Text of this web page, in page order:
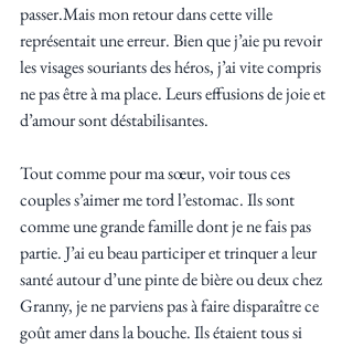
passer.Mais mon retour dans cette ville
représentait une erreur. Bien que j’aie pu revoir
les visages souriants des héros, j’ai vite compris
ne pas être à ma place. Leurs effusions de joie et
d’amour sont déstabilisantes.
Tout comme pour ma sœur, voir tous ces
couples s’aimer me tord l’estomac. Ils sont
comme une grande famille dont je ne fais pas
partie. J’ai eu beau participer et trinquer a leur
santé autour d’une pinte de bière ou deux chez
Granny, je ne parviens pas à faire disparaître ce
goût amer dans la bouche. Ils étaient tous si